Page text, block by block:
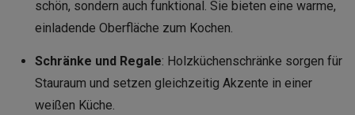
schön, sondern auch funktional. Sie bieten eine warme,
einladende Oberfläche zum Kochen.
Schränke und Regale: Holzküchenschränke sorgen für
Stauraum und setzen gleichzeitig Akzente in einer
weißen Küche.